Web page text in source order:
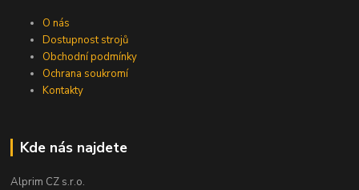
O nás
Dostupnost strojů
Obchodní podmínky
Ochrana soukromí
Kontakty
Kde nás najdete
Alprim CZ s.r.o.